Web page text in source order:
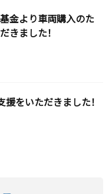
金より車両購入のた
きました！
をいただきました！